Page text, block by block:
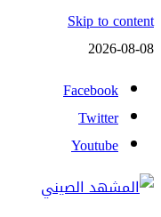
Skip to content
2026-08-08
Facebook
Twitter
Youtube